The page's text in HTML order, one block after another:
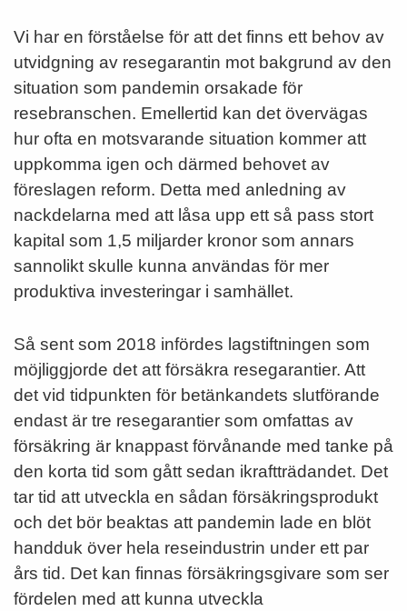
Vi har en förståelse för att det finns ett behov av
utvidgning av resegarantin mot bakgrund av den
situation som pandemin orsakade för
resebranschen. Emellertid kan det övervägas
hur ofta en motsvarande situation kommer att
uppkomma igen och därmed behovet av
föreslagen reform. Detta med anledning av
nackdelarna med att låsa upp ett så pass stort
kapital som 1,5 miljarder kronor som annars
sannolikt skulle kunna användas för mer
produktiva investeringar i samhället.
Så sent som 2018 infördes lagstiftningen som
möjliggjorde det att försäkra resegarantier. Att
det vid tidpunkten för betänkandets slutförande
endast är tre resegarantier som omfattas av
försäkring är knappast förvånande med tanke på
den korta tid som gått sedan ikraftträdandet. Det
tar tid att utveckla en sådan försäkringsprodukt
och det bör beaktas att pandemin lade en blöt
handduk över hela reseindustrin under ett par
års tid. Det kan finnas försäkringsgivare som ser
fördelen med att kunna utveckla